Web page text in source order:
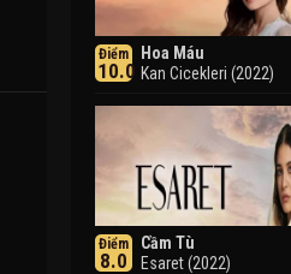
Điểm
10.0
Hoa Máu
Kan Cicekleri (2022)
Điểm
8.0
Cầm Tù
Esaret (2022)